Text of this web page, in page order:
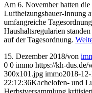
Am 6. November hatten
Luftheizungsbauer-Innung
umfangreiche
Haushaltsregularien
auf der Tagesordnung.
15. Dezember 2018/von
0 0 immo https://kh-dus.de/
300x101.jpg immo2018-
22:12:36Kachelofen- und